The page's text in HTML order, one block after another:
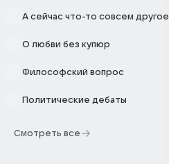
А сейчас что-то совсем другое
О любви без купюр
Философский вопрос
Политические дебаты
Смотреть все